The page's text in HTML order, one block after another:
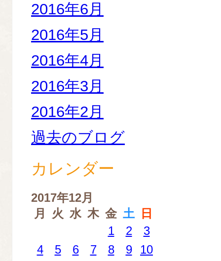
2016年6月
2016年5月
2016年4月
2016年3月
2016年2月
過去のブログ
カレンダー
2017年12月
月
火 水 木 金 土 日
1 2
3
4
5 6 7 8 9
10